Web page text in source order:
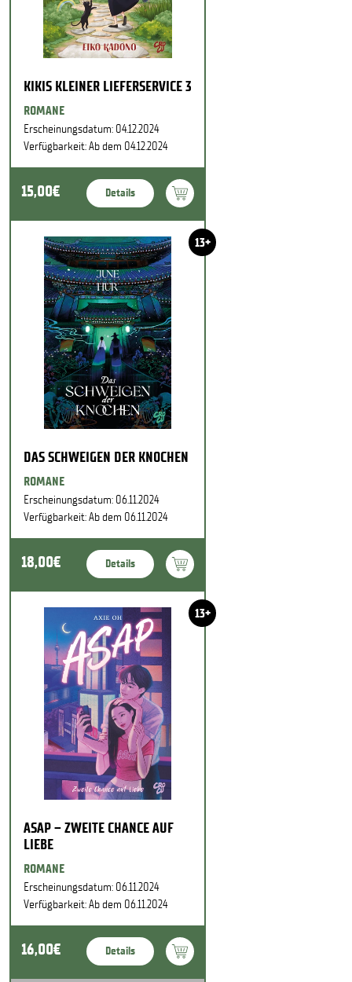
KIKIS KLEINER LIEFERSERVICE 3
ROMANE
Erscheinungsdatum: 04.12.2024
Verfügbarkeit: Ab dem 04.12.2024
15,00€ Details
13+
DAS SCHWEIGEN DER KNOCHEN
ROMANE
Erscheinungsdatum: 06.11.2024
Verfügbarkeit: Ab dem 06.11.2024
18,00€ Details
13+
ASAP – ZWEITE CHANCE AUF
LIEBE
ROMANE
Erscheinungsdatum: 06.11.2024
Verfügbarkeit: Ab dem 06.11.2024
16,00€ Details